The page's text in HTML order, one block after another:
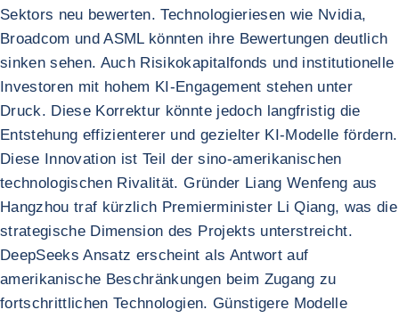
Sektors neu bewerten. Technologieriesen wie Nvidia,
Broadcom und ASML könnten ihre Bewertungen deutlich
sinken sehen. Auch Risikokapitalfonds und institutionelle
Investoren mit hohem KI-Engagement stehen unter
Druck. Diese Korrektur könnte jedoch langfristig die
Entstehung effizienterer und gezielter KI-Modelle fördern.
Diese Innovation ist Teil der sino-amerikanischen
technologischen Rivalität. Gründer Liang Wenfeng aus
Hangzhou traf kürzlich Premierminister Li Qiang, was die
strategische Dimension des Projekts unterstreicht.
DeepSeeks Ansatz erscheint als Antwort auf
amerikanische Beschränkungen beim Zugang zu
fortschrittlichen Technologien. Günstigere Modelle